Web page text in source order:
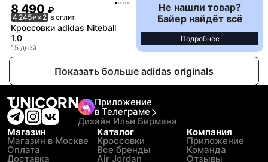
8 490 ₽
4 245₽× 2 в сплит
Кроссовки adidas Niteball
1.0
15 дней
Не нашли товар?
Байер найдёт всё
Подробнее
Показать больше adidas originals
Приложение
в Телеграме
Дизайн Ильи Бирмана
Магазин
Магазин в Москве
Оплата
Доставка
Каталог
Кроссовки
Все бренды
Air Jordan
Компания
Приложение
Команда
Отзывы